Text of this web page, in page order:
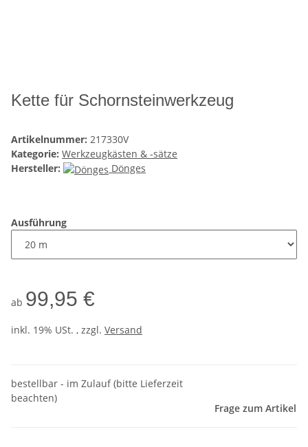
Kette für Schornsteinwerkzeug
Artikelnummer: 217330V
Kategorie: Werkzeugkästen & -sätze
Hersteller:
Dönges
Ausführung
ab 99,95 €
inkl. 19% USt. , zzgl. Versand
bestellbar - im Zulauf (bitte Lieferzeit
beachten)
Frage zum Artikel